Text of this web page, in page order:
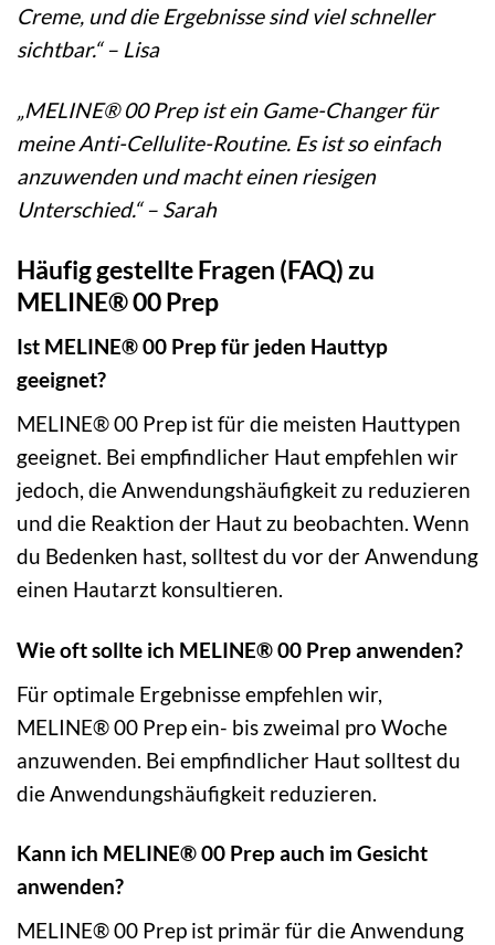
Creme, und die Ergebnisse sind viel schneller
sichtbar.“ – Lisa
„MELINE® 00 Prep ist ein Game-Changer für
meine Anti-Cellulite-Routine. Es ist so einfach
anzuwenden und macht einen riesigen
Unterschied.“ – Sarah
Häufig gestellte Fragen (FAQ) zu
MELINE® 00 Prep
Ist MELINE® 00 Prep für jeden Hauttyp
geeignet?
MELINE® 00 Prep ist für die meisten Hauttypen
geeignet. Bei empfindlicher Haut empfehlen wir
jedoch, die Anwendungshäufigkeit zu reduzieren
und die Reaktion der Haut zu beobachten. Wenn
du Bedenken hast, solltest du vor der Anwendung
einen Hautarzt konsultieren.
Wie oft sollte ich MELINE® 00 Prep anwenden?
Für optimale Ergebnisse empfehlen wir,
MELINE® 00 Prep ein- bis zweimal pro Woche
anzuwenden. Bei empfindlicher Haut solltest du
die Anwendungshäufigkeit reduzieren.
Kann ich MELINE® 00 Prep auch im Gesicht
anwenden?
MELINE® 00 Prep ist primär für die Anwendung